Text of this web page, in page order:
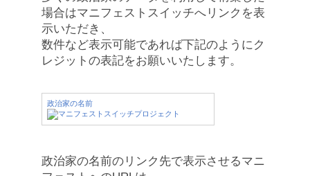
場合はマニフェストスイッチへリンクを表
示いただき、
数件など表示可能であれば下記のようにク
レジットの表記をお願いいたします。
政治家の名前
政治家の名前のリンク先で表示させるマニ